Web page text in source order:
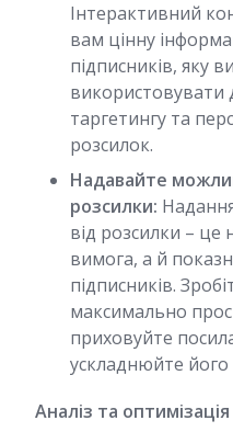
Інтерактивний
вам цінну
підписників, яку
таргетингу та
розсилок.
Надавайте
розсилки:
від розсилки –
вимога, а й
підписників.
максимально
приховуйте
ускладнюйте
Аналіз та